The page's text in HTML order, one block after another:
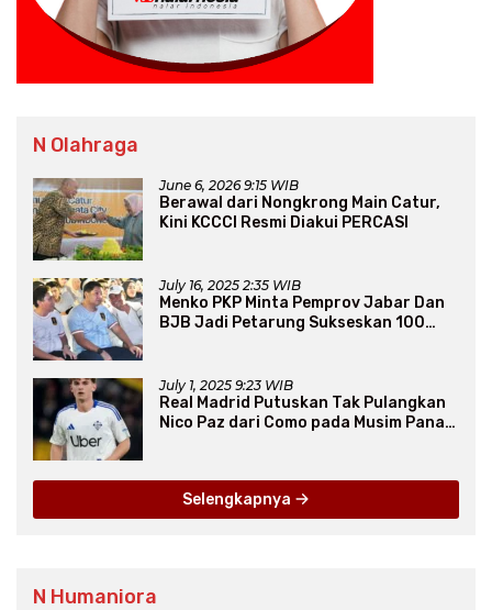
N Olahraga
June 6, 2026 9:15 WIB
Berawal dari Nongkrong Main Catur,
Kini KCCCI Resmi Diakui PERCASI
July 16, 2025 2:35 WIB
Menko PKP Minta Pemprov Jabar Dan
BJB Jadi Petarung Sukseskan 100
July 1, 2025 9:23 WIB
Real Madrid Putuskan Tak Pulangkan
Nico Paz dari Como pada Musim Panas
Selengkapnya
N Humaniora